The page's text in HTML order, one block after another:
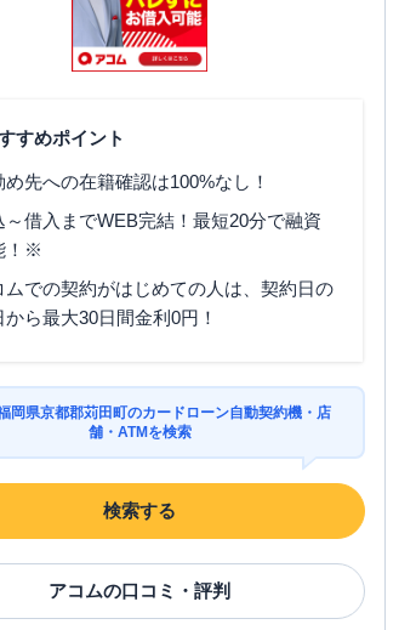
すめポイント
め先への在籍確認は100%なし！
～借入までWEB完結！最短20分で融資
！※
ムでの契約がはじめての人は、契約日の
から最大30日間金利0円！
岡県京都郡苅田町のカードローン自動契約機・店
舗・ATMを検索
検索する
アコムの口コミ・評判